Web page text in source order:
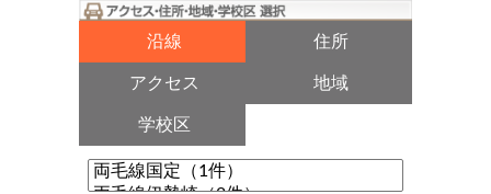
沿線 住所
アクセス 地域
学校区